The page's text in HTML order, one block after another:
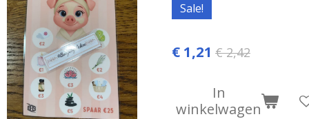
Sale!
€ 1,21 € 2,42
In
winkelwagen